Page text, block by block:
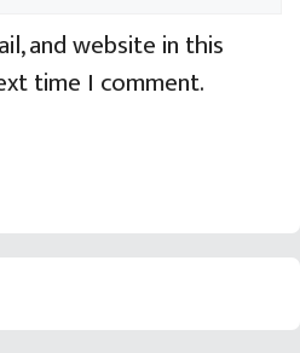
and website in this
time I comment.